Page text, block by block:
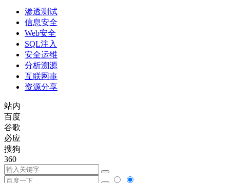
渗透测试
信息安全
Web安全
SQL注入
安全运维
分析溯源
互联网事
资源分享
站内
百度
谷歌
必应
搜狗
360